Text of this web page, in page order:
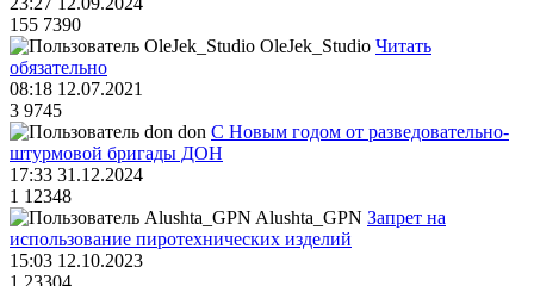
155 7390
OleJek_Studio Читать
обязательно
08:18 12.07.2021
3 9745
don С Новым годом от разведовательно-
штурмовой бригады ДОН
17:33 31.12.2024
1 12348
Alushta_GPN Запрет на
использование пиротехнических изделий
15:03 12.10.2023